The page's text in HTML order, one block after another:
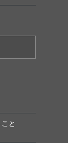
と